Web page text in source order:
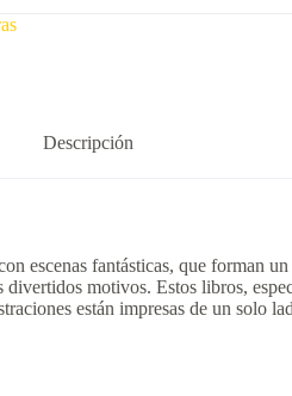
Descripción
escenas fantásticas, que forman
motivos. Estos libros,
están impresas de un solo